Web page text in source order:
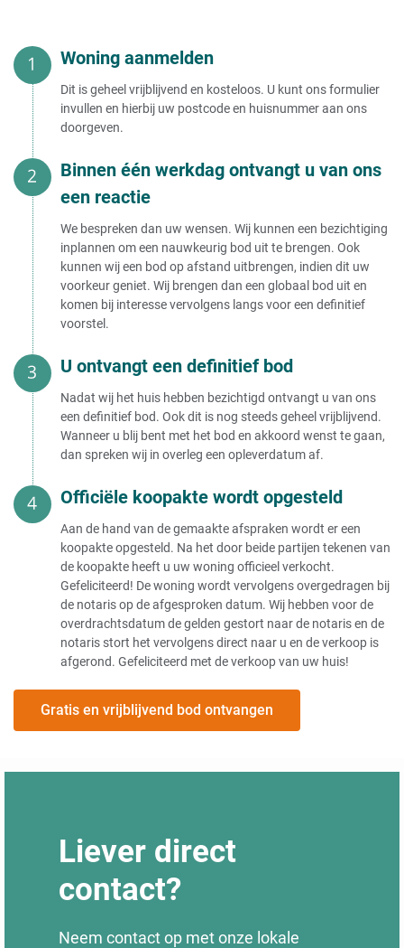
Woning aanmelden
Dit is geheel vrijblijvend en kosteloos. U kunt ons formulier
invullen en hierbij uw postcode en huisnummer aan ons
doorgeven.
Binnen één werkdag ontvangt u van ons
een reactie
We bespreken dan uw wensen. Wij kunnen een bezichtiging
inplannen om een nauwkeurig bod uit te brengen. Ook
kunnen wij een bod op afstand uitbrengen, indien dit uw
voorkeur geniet. Wij brengen dan een globaal bod uit en
komen bij interesse vervolgens langs voor een definitief
voorstel.
U ontvangt een definitief bod
Nadat wij het huis hebben bezichtigd ontvangt u van ons
een definitief bod. Ook dit is nog steeds geheel vrijblijvend.
Wanneer u blij bent met het bod en akkoord wenst te gaan,
dan spreken wij in overleg een opleverdatum af.
Officiële koopakte wordt opgesteld
Aan de hand van de gemaakte afspraken wordt er een
koopakte opgesteld. Na het door beide partijen tekenen van
de koopakte heeft u uw woning officieel verkocht.
Gefeliciteerd! De woning wordt vervolgens overgedragen bij
de notaris op de afgesproken datum. Wij hebben voor de
overdrachtsdatum de gelden gestort naar de notaris en de
notaris stort het vervolgens direct naar u en de verkoop is
afgerond. Gefeliciteerd met de verkoop van uw huis!
Gratis en vrijblijvend bod ontvangen
Liever direct
contact?
Neem contact op met onze lokale